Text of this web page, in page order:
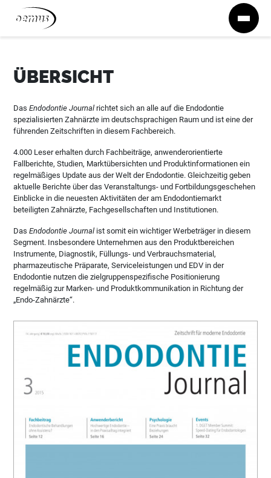
Zum Inhalt springen
ÜBERSICHT
DasEndodontie Journal richtet sich an alle auf die Endodontie
spezialisierten Zahnärzte im deutschsprachigen Raum und ist eine der
führenden Zeitschriften in diesem Fachbereich.
4.000 Leser erhalten durch Fachbeiträge, anwenderorientierte
Fallberichte, Studien, Marktübersichten und Produktinformationen ein
regelmäßiges Update aus der Welt der Endodontie. Gleichzeitig geben
aktuelle Berichte über das Veranstaltungs- und Fortbildungsgeschehen
Einblicke in die neuesten Aktivitäten der am Endodontiemarkt
beteiligten Zahnärzte, Fachgesellschaften und Institutionen.
DasEndodontie Journal ist somit ein wichtiger Werbeträger in diesem
Segment. Insbesondere Unternehmen aus den Produktbereichen
Instrumente, Diagnostik, Füllungs- und Verbrauchsmaterial,
pharmazeutische Präparate, Serviceleistungen und EDV in der
Endodontie nutzen die zielgruppenspezifische Positionierung
regelmäßig zur Marken- und Produktkommunikation in Richtung der
„Endo-Zahnärzte“.